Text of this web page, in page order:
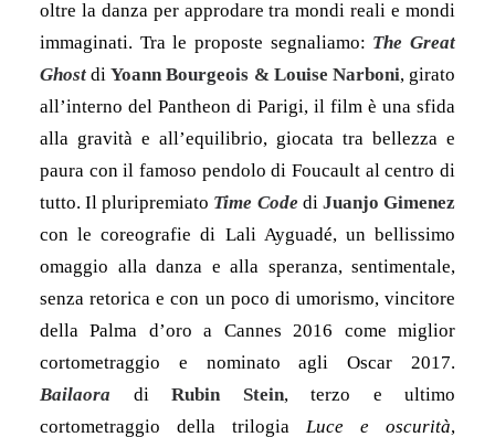
oltre la danza per approdare tra mondi reali e mondi
immaginati. Tra le proposte segnaliamo: The Great
Ghost diYoann Bourgeois & Louise Narboni, girato
all’interno del Pantheon di Parigi, il film è una sfida
alla gravità e all’equilibrio, giocata tra bellezza e
paura con il famoso pendolo di Foucault al centro di
tutto. Il pluripremiato Time Code di Juanjo Gimenez
con le coreografie di Lali Ayguadé, un bellissimo
omaggio alla danza e alla speranza, sentimentale,
senza retorica e con un poco di umorismo, vincitore
della Palma d’oro a Cannes 2016 come miglior
cortometraggio e nominato agli Oscar 2017.
Bailaora di Rubin Stein, terzo e ultimo
cortometraggio della trilogia Luce e oscurità,